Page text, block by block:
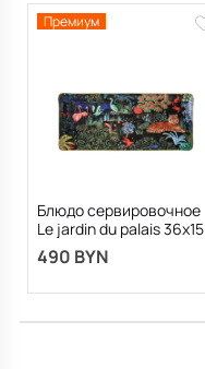
Премиум
Блюдо сервировочное
Le jardin du palais 36х15
см
490 BYN